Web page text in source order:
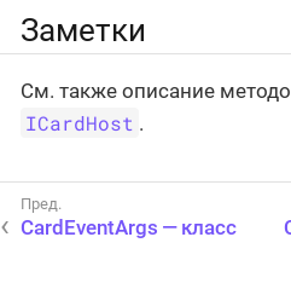
Заметки
См. также описание
ICardHost .
CardEventArgs — класс